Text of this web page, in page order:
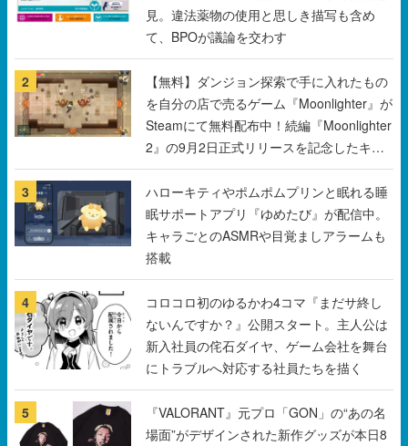
見。違法薬物の使用と思しき描写も含め
て、BPOが議論を交わす
2
【無料】ダンジョン探索で手に入れたもの
を自分の店で売るゲーム『Moonlighter』が
Steamにて無料配布中！続編『Moonlighter
2』の9月2日正式リリースを記念したキャ
ンペーン
3
ハローキティやポムポムプリンと眠れる睡
眠サポートアプリ『ゆめたび』が配信中。
キャラごとのASMRや目覚ましアラームも
搭載
4
コロコロ初のゆるかわ4コマ『まだサ終し
ないんですか？』公開スタート。主人公は
新入社員の侘石ダイヤ、ゲーム会社を舞台
にトラブルへ対応する社員たちを描く
5
『VALORANT』元プロ「GON」の“あの名
場面”がデザインされた新作グッズが本日8